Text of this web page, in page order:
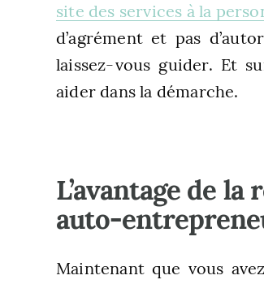
site des services à la
d’agrément et pas
laissez-vous guider. Et
aider dans la démarche.
L’avantage de
auto-
Maintenant que vous